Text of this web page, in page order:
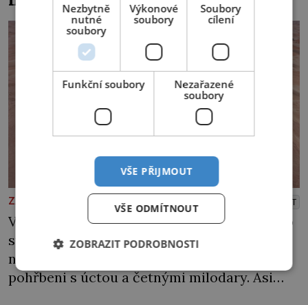
ZAJÍMAVOSTI PŘEHRÁT
V poušti Taklamakan byla koncem minulého
století objevena stovka hrobů s téměř
netknutými mumiemi. Všichni mrtví byli
pohřbeni s úctou a četnými milodary. Asi
Nezbytně
nutné
soubory
Výkonové
soubory
Soubory
cílení
Funkční soubory
Nezařazené
soubory
VŠE PŘIJMOUT
VŠE ODMÍTNOUT
ZOBRAZIT PODROBNOSTI